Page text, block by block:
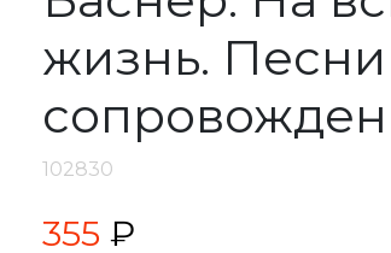
жизнь. Песни
102830
355 ₽